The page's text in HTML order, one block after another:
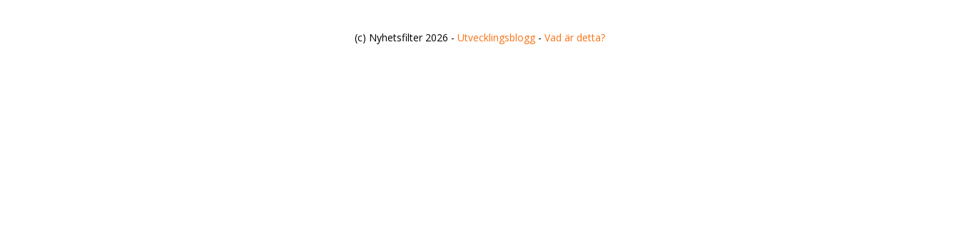
(c) Nyhetsfilter 2026 - Utvecklingsblogg- Vad är detta?